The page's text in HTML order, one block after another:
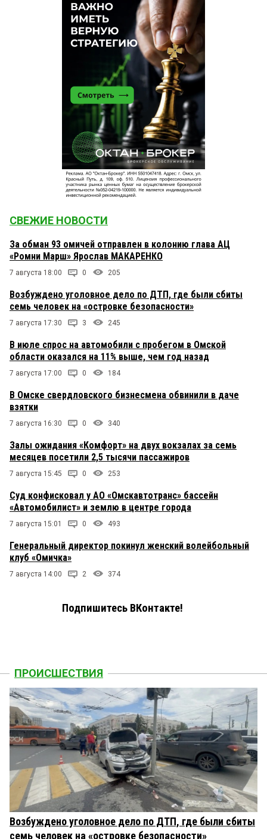
СВЕЖИЕ НОВОСТИ
За обман 93 омичей отправлен в колонию глава АЦ
«Ромни Марш» Ярослав МАКАРЕНКО
7 августа 18:00 0 205
Возбуждено уголовное дело по ДТП, где были сбиты
семь человек на «островке безопасности»
7 августа 17:30 3 245
В июле спрос на автомобили с пробегом в Омской
области оказался на 11% выше, чем год назад
7 августа 17:00 0 184
В Омске свердловского бизнесмена обвинили в даче
взятки
7 августа 16:30 0 340
Залы ожидания «Комфорт» на двух вокзалах за семь
месяцев посетили 2,5 тысячи пассажиров
7 августа 15:45 0 253
Суд конфисковал у АО «Омскавтотранс» бассейн
«Автомобилист» и землю в центре города
7 августа 15:01 0 493
Генеральный директор покинул женский волейбольный
клуб «Омичка»
7 августа 14:00 2 374
Подпишитесь ВКонтакте!
ПРОИСШЕСТВИЯ
Возбуждено уголовное дело по ДТП, где были сбиты
семь человек на «островке безопасности»